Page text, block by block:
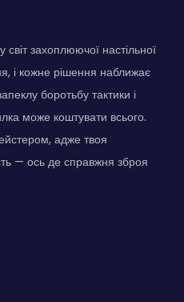
захоплюючої настільної
і кожне рішення наближає
боротьбу тактики і
може коштувати всього.
адже твоя
— ось де справжня зброя